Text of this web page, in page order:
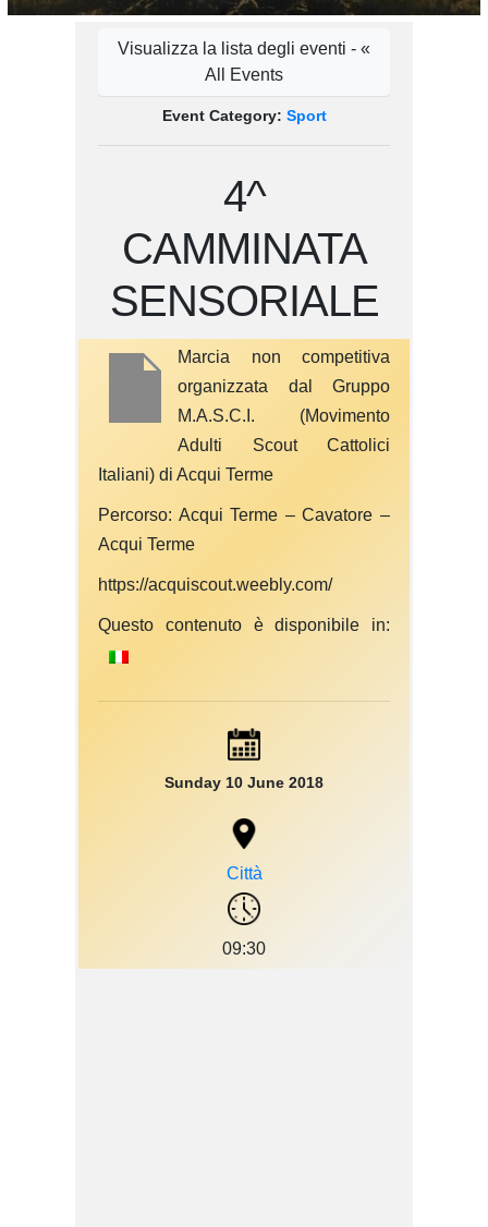
Visualizza la lista degli eventi - «
All Events
Event Category: Sport
4^
CAMMINATA
SENSORIALE
Marcia non competitiva
organizzata dal Gruppo
M.A.S.C.I. (Movimento
Adulti Scout Cattolici
Italiani) di Acqui Terme
Percorso: Acqui Terme – Cavatore –
Acqui Terme
https://acquiscout.weebly.com/
Questo contenuto è disponibile in:
Sunday 10 June 2018
Città
09:30